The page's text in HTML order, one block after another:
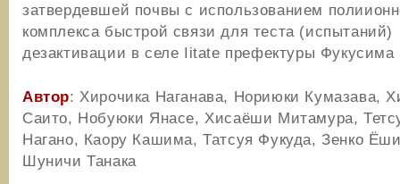
затвердевшей почвы с использованием
комплекса быстрой связи для теста (испытаний)
дезактивации в селе Iitate префектуры Фукусима
Автор: Хирочика Наганава, Нориюки Кумазава,
Саито, Нобуюки Янасе, Хисаёши Митамура,
Нагано, Каору Кашима, Татсуя Фукуда, Зенко
Шуничи Танака